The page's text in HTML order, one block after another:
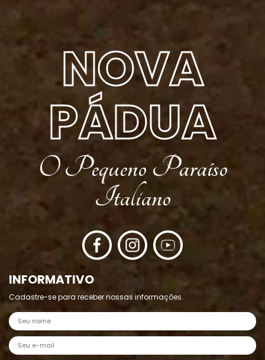
NOVA
PÁDUA
O Pequeno Paraíso
Italiano
INFORMATIVO
Cadastre-se para receber nossas informações.
Nome
E-mail